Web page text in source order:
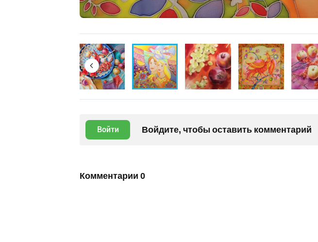
Войти Войдите, чтобы оставить комментарий
Комментарии 0